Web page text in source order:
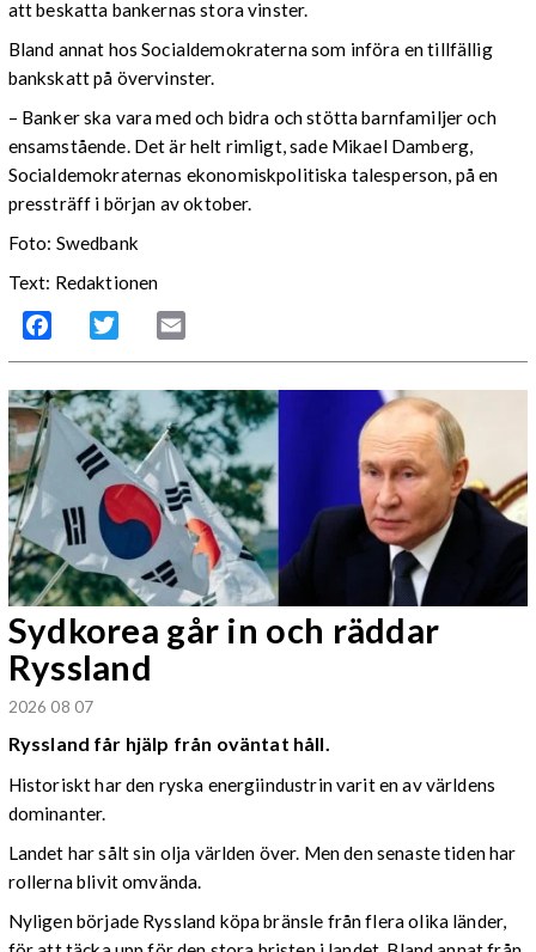
att beskatta bankernas stora vinster.
Bland annat hos Socialdemokraterna som införa en tillfällig
bankskatt på övervinster.
– Banker ska vara med och bidra och stötta barnfamiljer och
ensamstående. Det är helt rimligt, sade Mikael Damberg,
Socialdemokraternas ekonomiskpolitiska talesperson, på en
pressträff i början av oktober.
Foto: Swedbank
Text: Redaktionen
Facebook Twitter
Sydkorea går in och räddar
Ryssland
2026 08 07
Ryssland får hjälp från oväntat håll.
Historiskt har den ryska energiindustrin varit en av världens
dominanter.
Landet har sålt sin olja världen över. Men den senaste tiden har
rollerna blivit omvända.
Nyligen började Ryssland köpa bränsle från flera olika länder,